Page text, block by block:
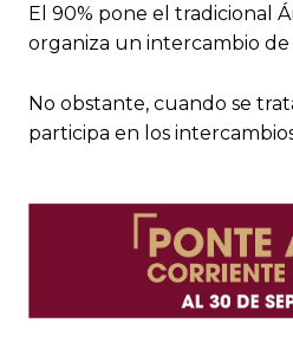
El 90% pone el tradicional
organiza un intercambio de
No obstante, cuando se
participa en los